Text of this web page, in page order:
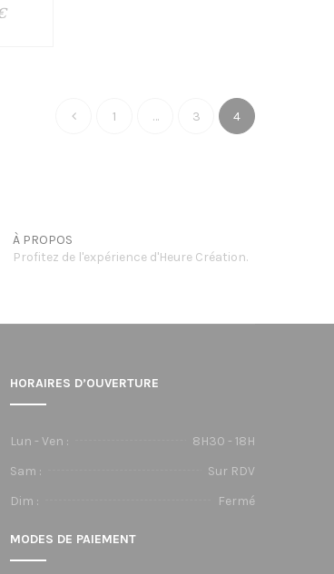
Plage
1 … 3 4
À PROPOS
Profitez de l'expérience d'Heure Création.
HORAIRES D’OUVERTURE
Lun - Ven :
8H30 - 18H
Sam :
Sur RDV
Dim :
Fermé
MODES DE PAIEMENT